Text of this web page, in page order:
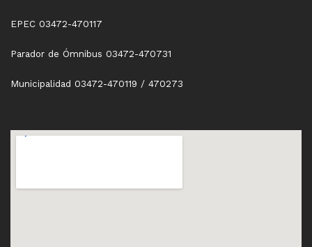
EPEC 03472-470117
Parador de Ómnibus 03472-470731
Municipalidad 03472-470119 / 470273